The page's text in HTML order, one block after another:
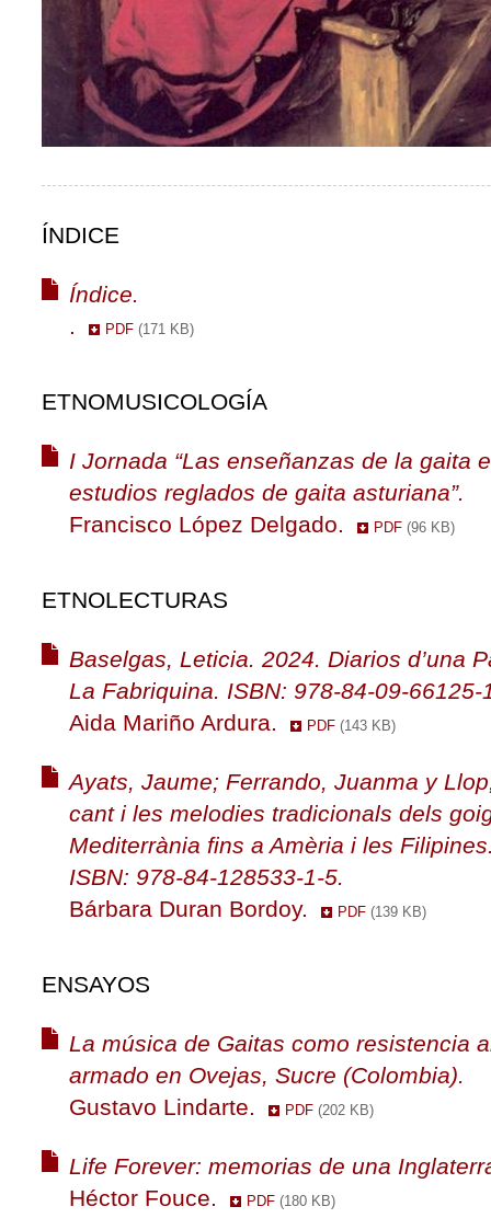
ÍNDICE
Índice.
.
PDF(171 KB)
ETNOMUSICOLOGÍA
I Jornada “Las enseñanzas de la gaita
estudios reglados de gaita asturiana”.
Francisco López Delgado.
PDF(96 KB)
ETNOLECTURAS
Baselgas, Leticia. 2024. Diarios d’una
La Fabriquina. ISBN: 978-84-09-66125-
Aida Mariño Ardura.
PDF(143 KB)
Ayats, Jaume; Ferrando, Juanma y
cant i les melodies tradicionals dels
Mediterrània fins a Amèria i les
ISBN: 978-84-128533-1-5.
Bárbara Duran Bordoy.
PDF(139 KB)
ENSAYOS
La música de Gaitas como resistencia
armado en Ovejas, Sucre (Colombia).
Gustavo Lindarte.
PDF(202 KB)
Life Forever: memorias de una
Héctor Fouce.
PDF(180 KB)